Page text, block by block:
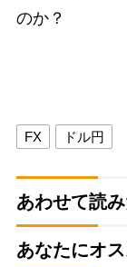
のか？
FX ドル円
あわせて読
あなたにオ